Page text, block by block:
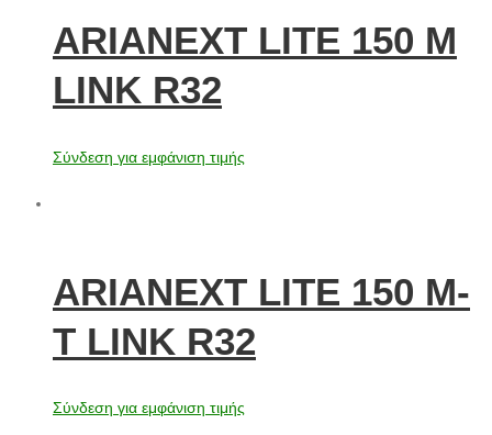
ARIANEXT LITE 150 M
LINK R32
Σύνδεση για εμφάνιση τιμής
ARIANEXT LITE 150 M-
T LINK R32
Σύνδεση για εμφάνιση τιμής